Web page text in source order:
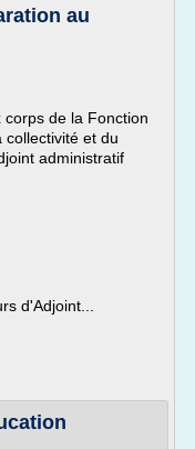
au
de la Fonction
collectivité et du
administratif
d'Adjoint...